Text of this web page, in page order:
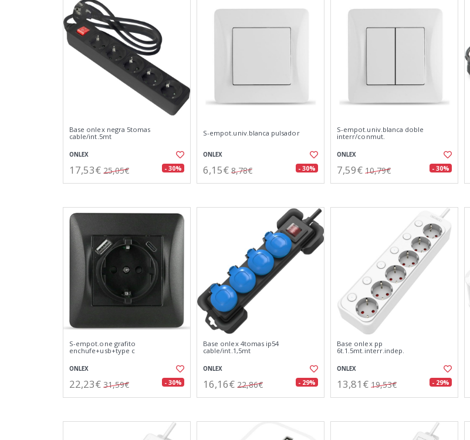
Base onlex negra 5tomas
cable/int.5mt
ONLEX
17,53€ 25,05€ - 30%
S-empot.univ.blanca pulsador
ONLEX
6,15€ 8,78€ - 30%
S-empot.univ.blanca doble
interr/conmut.
ONLEX
7,59€ 10,79€ - 30%
S-empot.one grafito
enchufe+usb+type c
ONLEX
22,23€ 31,59€ - 30%
Base onlex 4tomas ip54
cable/int.1,5mt
ONLEX
16,16€ 22,86€ - 29%
Base onlex pp
6t.1.5mt.interr.indep.
ONLEX
13,81€ 19,53€ - 29%